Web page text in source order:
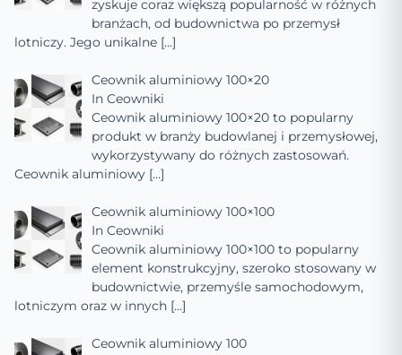
zyskuje coraz większą popularność w różnych
branżach, od budownictwa po przemysł
lotniczy. Jego unikalne […]
Ceownik aluminiowy 100×20
In Ceowniki
Ceownik aluminiowy 100×20 to popularny
produkt w branży budowlanej i przemysłowej,
wykorzystywany do różnych zastosowań.
Ceownik aluminiowy […]
Ceownik aluminiowy 100×100
In Ceowniki
Ceownik aluminiowy 100×100 to popularny
element konstrukcyjny, szeroko stosowany w
budownictwie, przemyśle samochodowym,
lotniczym oraz w innych […]
Ceownik aluminiowy 100